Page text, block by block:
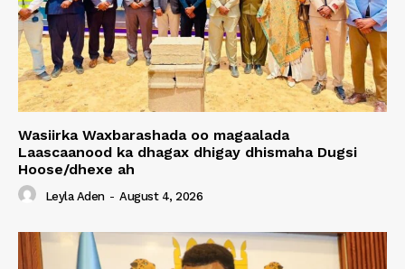
Wasiirka Waxbarashada oo magaalada
Laascaanood ka dhagax dhigay dhismaha Dugsi
Hoose/dhexe ah
Leyla Aden - August 4, 2026